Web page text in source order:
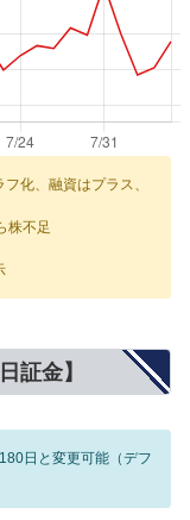
化、融資はプラス、
株不足
証金】
日と変更可能（デフ